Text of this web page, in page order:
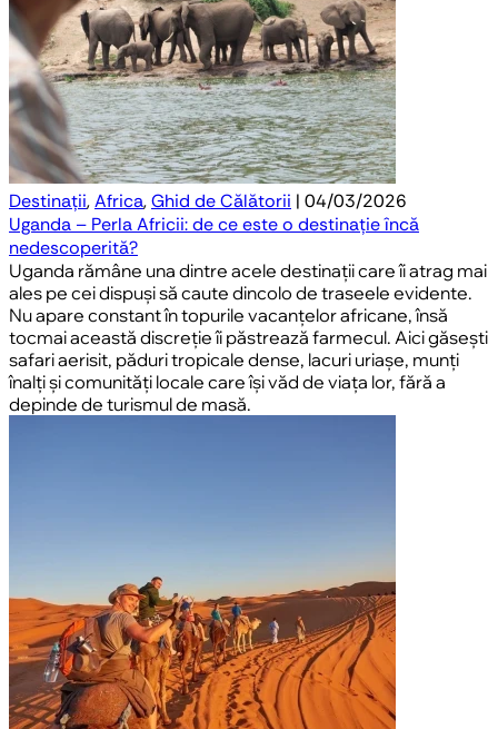
Destinații,Africa,Ghid de Călătorii | 04/03/2026
Uganda – Perla Africii: de ce este o destinație încă
nedescoperită?
Uganda rămâne una dintre acele destinații care îi atrag mai
ales pe cei dispuși să caute dincolo de traseele evidente.
Nu apare constant în topurile vacanțelor africane, însă
tocmai această discreție îi păstrează farmecul. Aici găsești
safari aerisit, păduri tropicale dense, lacuri uriașe, munți
înalți și comunități locale care își văd de viața lor, fără a
depinde de turismul de masă.